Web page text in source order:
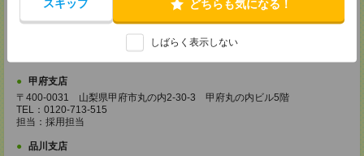
スキップ どちらも気になる！
しばらく表示しない
〒251-0025
神奈川県藤沢市鵠沼石上1丁目5番2号
甲府支店
〒400-0031 山梨県甲府市丸の内2-30-3 甲府丸の内ビル5階
TEL：0120-713-515
担当：採用担当
品川支店